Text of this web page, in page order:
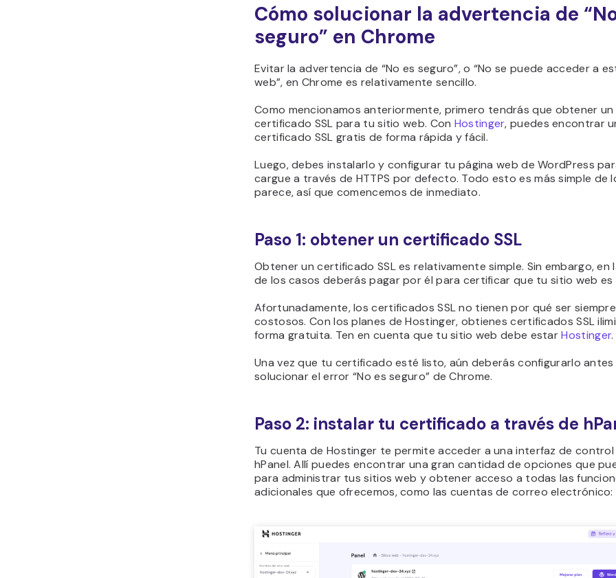
Cómo solucionar la advertencia de
seguro” en Chrome
Evitar la advertencia de “No es seguro”, o “No se puede acceder a
web”, en Chrome es relativamente sencillo.
Como mencionamos anteriormente, primero tendrás que obtener un
certificado SSL para tu sitio web. Con Hostinger, puedes encontrar
certificado SSL gratis de forma rápida y fácil.
Luego, debes instalarlo y configurar tu página web de WordPress
cargue a través de HTTPS por defecto. Todo esto es más simple de
parece, así que comencemos de inmediato.
Paso 1: obtener un certificado SSL
Obtener un certificado SSL es relativamente simple. Sin embargo, en
de los casos deberás pagar por él para certificar que tu sitio web es
Afortunadamente, los certificados SSL no tienen por qué ser siempre
costosos. Con los planes de Hostinger, obtienes certificados SSL
forma gratuita. Ten en cuenta que tu sitio web debe estarHostinger.
Una vez que tu certificado esté listo, aún deberás configurarlo
solucionar el error “No es seguro” de Chrome.
Paso 2: instalar tu certificado a través de
Tu cuenta de Hostinger te permite acceder a una interfaz de control
hPanel. Allí puedes encontrar una gran cantidad de opciones que
para administrar tus sitios web y obtener acceso a todas las
adicionales que ofrecemos, como las cuentas de correo electrónico: